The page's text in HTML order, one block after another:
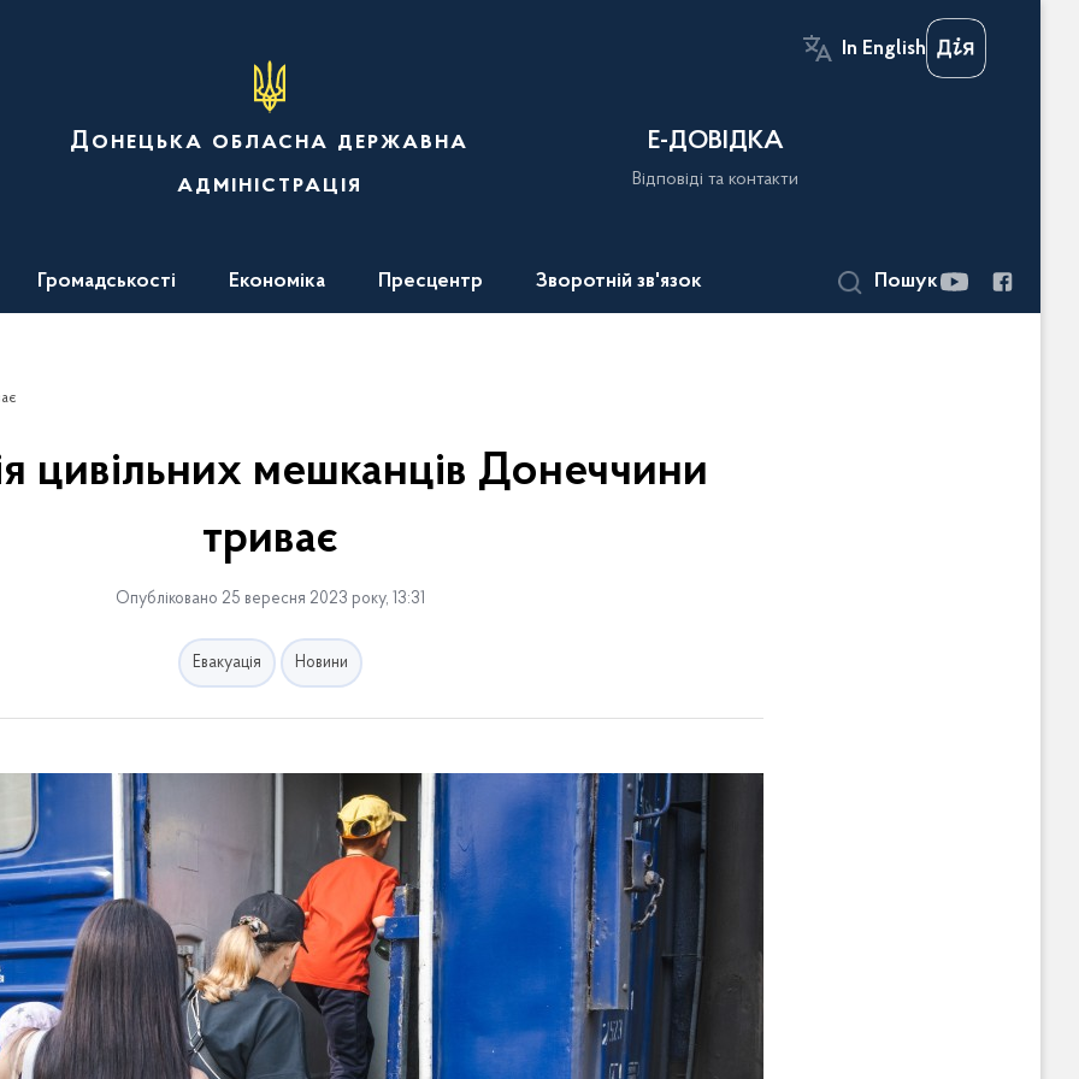
In English
Донецька обласна державна
адміністрація
Е-ДОВІДКА
Відповіді та контакти
Громадськості Економіка Пресцентр Зворотній зв'язок Пошук
цивільних мешканців Донеччини
триває
Опубліковано 25 вересня 2023 року, 13:31
Евакуація Новини